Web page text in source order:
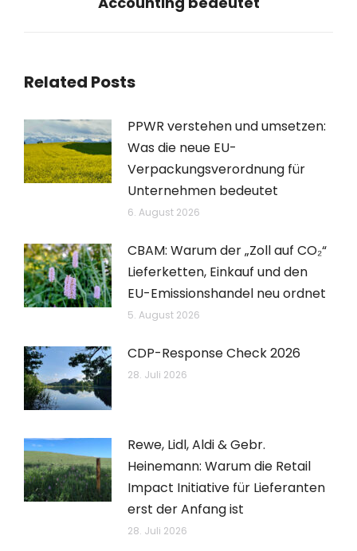
Beitrag:
Related Posts
PPWR verstehen und umsetzen:
Was die neue EU-
Verpackungsverordnung für
Unternehmen bedeutet
6. August 2026
CBAM: Warum der „Zoll auf CO₂“
Lieferketten, Einkauf und den
EU-Emissionshandel neu ordnet
5. August 2026
CDP-Response Check 2026
28. Juli 2026
Rewe, Lidl, Aldi & Gebr.
Heinemann: Warum die Retail
Impact Initiative für Lieferanten
erst der Anfang ist
28. Juli 2026